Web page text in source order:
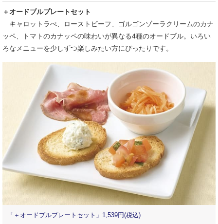
＋オードブルプレートセット
キャロットラぺ、ローストビーフ、ゴルゴンゾーラクリームのカナ
ッペ、トマトのカナッペの味わいが異なる4種のオードブル。いろい
ろなメニューを少しずつ楽しみたい方にぴったりです。
「＋オードブルプレートセット」1,539円(税込)